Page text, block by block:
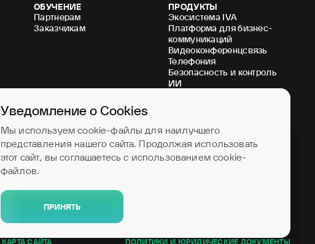
ОБУЧЕНИЕ
Партнерам
Заказчикам
ПРОДУКТЫ
Экосистема IVA
Платформа для бизнес-
коммуникаций
Видеоконференцсвязь
Телефония
Безопасность и контроль
ИИ
ИНВЕСТОРАМ
Стать партнером
КАРТА САЙТА ПОЛИТИКИ И ЮРИДИЧЕСКИЕ ДОКУМЕНТЫ
Уведомление о Cookies
Мы используем cookie-файлы для наилучшего
представления нашего сайта. Продолжая использовать
этот сайт, вы соглашаетесь с использованием cookie-
файлов.
ПРИНЯТЬ